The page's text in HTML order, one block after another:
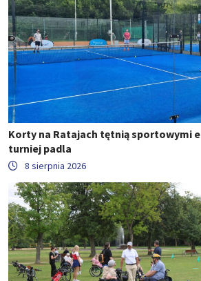
Korty na Ratajach tętnią sportowymi
turniej padla
8 sierpnia 2026